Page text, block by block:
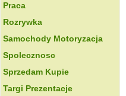
Praca
Rozrywka
Samochody Motoryzacja
Spolecznosc
Sprzedam Kupie
Targi Prezentacje